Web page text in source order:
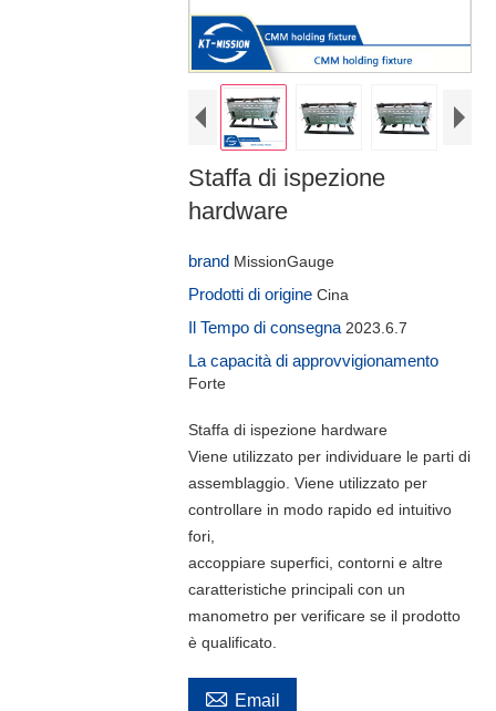
Staffa di ispezione
hardware
brand MissionGauge
Prodotti di origine Cina
Il Tempo di consegna 2023.6.7
La capacità di approvvigionamento
Forte
Staffa di ispezione hardware
Viene utilizzato per individuare le parti di
assemblaggio. Viene utilizzato per
controllare in modo rapido ed intuitivo
fori,
accoppiare superfici, contorni e altre
caratteristiche principali con un
manometro per verificare se il prodotto
è qualificato.
 Email